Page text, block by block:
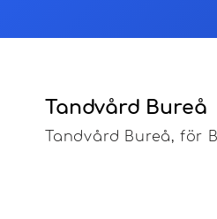
Tandvård Bureå
Tandvård Bureå, för